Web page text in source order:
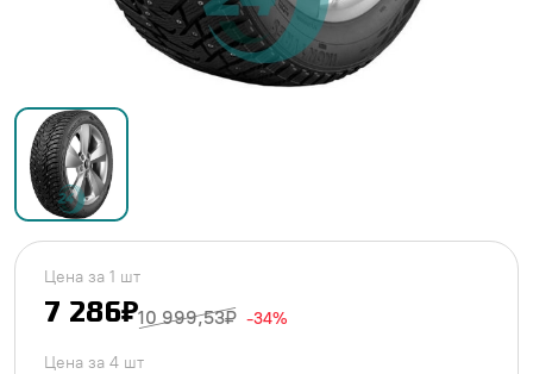
Цена за 1 шт
7 286₽10 999,53₽ -34%
Цена за 4 шт